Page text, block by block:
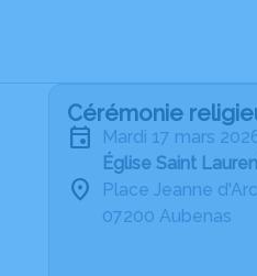
Cérémonie
mardi 17 mars
Église Saint
Place Jeanne d'Arc
07200 Aubenas